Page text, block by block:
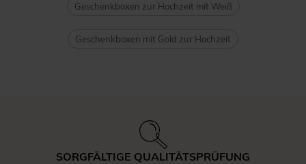
Geschenkboxen zur Hochzeit mit Weiß
Geschenkboxen mit Gold zur Hochzeit
SORGFÄLTIGE QUALITÄTSPRÜFUNG